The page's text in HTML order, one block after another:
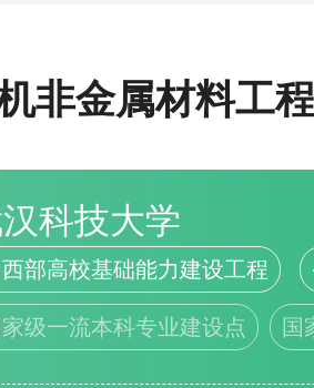
影响力、办学特色
，综合分析研究专
是大数据、云计算
。上榜名单由大数
科技大学
部高校基础能力建设工程
家级一流本科专业建设点 国